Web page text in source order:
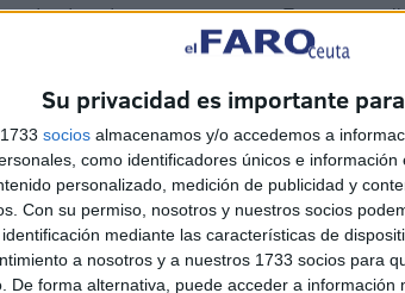
Su privacidad es importante
socios almacenamos y/o accedemos a
como identificadores únicos e
personalizado, medición de publicidad y
Con su permiso, nosotros y nuestros socios
mediante las características de
a nosotros y a nuestros 1733 socios para
De forma alternativa, puede acceder a información
donde todos nos conocemos. Es, si quiere
pues además de la tarea parlamentaria, en
del Gobierno, visitamos asiduamente a
su caso, a ministros con los que todos los
respectivas Cámaras.
enmiendas a los PGE para 2015, tema
del PSOE local, les diré que lo
de los Diputados, y no esperar al
a no ser que busquen sólo la foto o el